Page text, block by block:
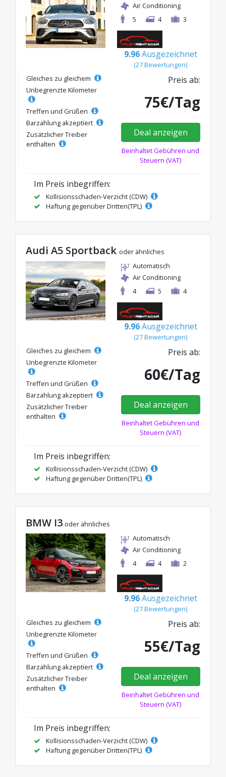
Air Conditioning
5
4 3
9.96 Ausgezeichnet
(27 Bewertungen)
Gleiches zu gleichem
Unbegrenzte Kilometer
Treffen und Grüßen
Barzahlung akzeptiert
Zusätzlicher Treiber
enthalten
Preis ab:
75€/Tag
Deal anzeigen
Beinhaltet Gebühren und
Steuern (VAT)
Im Preis inbegriffen:
Kollisionsschaden-Verzicht (CDW)
Haftung gegenüber Dritten(TPL)
Audi A5 Sportback oder ähnliches
Automatisch
Air Conditioning
4
5 4
9.96 Ausgezeichnet
(27 Bewertungen)
Gleiches zu gleichem
Unbegrenzte Kilometer
Treffen und Grüßen
Barzahlung akzeptiert
Zusätzlicher Treiber
enthalten
Preis ab:
60€/Tag
Deal anzeigen
Beinhaltet Gebühren und
Steuern (VAT)
Im Preis inbegriffen:
Kollisionsschaden-Verzicht (CDW)
Haftung gegenüber Dritten(TPL)
BMW I3 oder ähnliches
Automatisch
Air Conditioning
4
4 2
9.96 Ausgezeichnet
(27 Bewertungen)
Gleiches zu gleichem
Unbegrenzte Kilometer
Treffen und Grüßen
Barzahlung akzeptiert
Zusätzlicher Treiber
enthalten
Preis ab:
55€/Tag
Deal anzeigen
Beinhaltet Gebühren und
Steuern (VAT)
Im Preis inbegriffen:
Kollisionsschaden-Verzicht (CDW)
Haftung gegenüber Dritten(TPL)